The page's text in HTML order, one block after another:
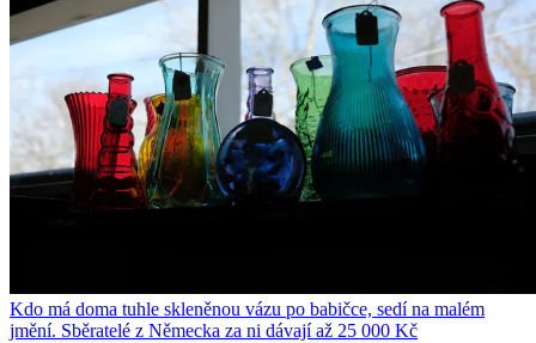
Kdo má doma tuhle skleněnou vázu po babičce, sedí na malém
jmění. Sběratelé z Německa za ni dávají až 25 000 Kč